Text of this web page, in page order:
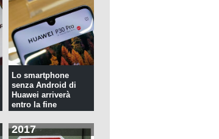
Lo smartphone
senza Android di
Huawei arriverà
entro la fine
2017